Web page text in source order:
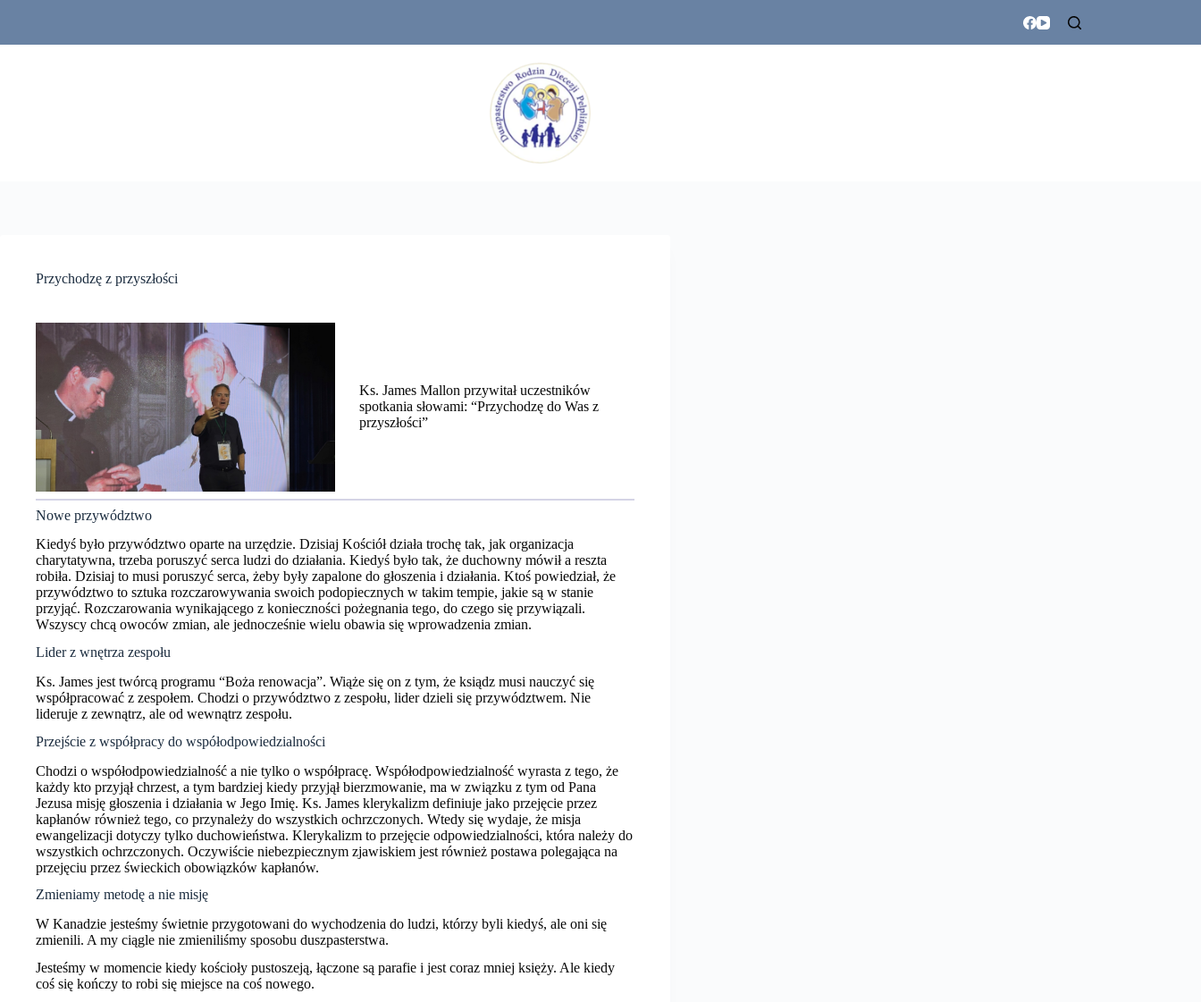
Przychodzę z przyszłości
Ks. James Mallon przywitał uczestników
spotkania słowami: “Przychodzę do Was z
przyszłości”
Nowe przywództwo
Kiedyś było przywództwo oparte na urzędzie. Dzisiaj Kościół działa trochę tak, jak organizacja
charytatywna, trzeba poruszyć serca ludzi do działania. Kiedyś było tak, że duchowny mówił a reszta
robiła. Dzisiaj to musi poruszyć serca, żeby były zapalone do głoszenia i działania. Ktoś powiedział, że
przywództwo to sztuka rozczarowywania swoich podopiecznych w takim tempie, jakie są w stanie
przyjąć. Rozczarowania wynikającego z konieczności pożegnania tego, do czego się przywiązali.
Wszyscy chcą owoców zmian, ale jednocześnie wielu obawia się wprowadzenia zmian.
Lider z wnętrza zespołu
Ks. James jest twórcą programu “Boża renowacja”. Wiąże się on z tym, że ksiądz musi nauczyć się
współpracować z zespołem. Chodzi o przywództwo z zespołu, lider dzieli się przywództwem. Nie
lideruje z zewnątrz, ale od wewnątrz zespołu.
Przejście z współpracy do współodpowiedzialności
Chodzi o współodpowiedzialność a nie tylko o współpracę. Współodpowiedzialność wyrasta z tego, że
każdy kto przyjął chrzest, a tym bardziej kiedy przyjął bierzmowanie, ma w związku z tym od Pana
Jezusa misję głoszenia i działania w Jego Imię. Ks. James klerykalizm definiuje jako przejęcie przez
kapłanów również tego, co przynależy do wszystkich ochrzczonych. Wtedy się wydaje, że misja
ewangelizacji dotyczy tylko duchowieństwa. Klerykalizm to przejęcie odpowiedzialności, która należy do
wszystkich ochrzczonych. Oczywiście niebezpiecznym zjawiskiem jest również postawa polegająca na
przejęciu przez świeckich obowiązków kapłanów.
Zmieniamy metodę a nie misję
W Kanadzie jesteśmy świetnie przygotowani do wychodzenia do ludzi, którzy byli kiedyś, ale oni się
zmienili. A my ciągle nie zmieniliśmy sposobu duszpasterstwa.
Jesteśmy w momencie kiedy kościoły pustoszeją, łączone są parafie i jest coraz mniej księży. Ale kiedy
coś się kończy to robi się miejsce na coś nowego.